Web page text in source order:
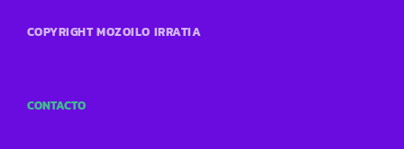
COPYRIGHT MOZOILO IRRATIA
CONTACTO